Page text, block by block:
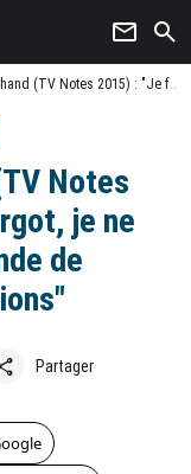
newsletter search
"Je fais l'escargot, je ne suis pas en demande de nouvelles émissions"
Notes
je ne
de
Partager